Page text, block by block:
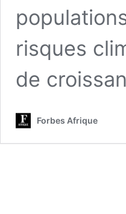
risques
de
Forbes Afrique